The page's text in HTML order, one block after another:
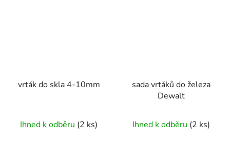
vrták do skla 4-10mm
Ihned k odběru (2 ks)
sada vrtáků do železa
Dewalt
Ihned k odběru (2 ks)